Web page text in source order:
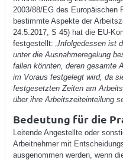
2003/88/EG des Europäischen
bestimmte Aspekte der
24.5.2017, S 45) hat die EU-
festgestellt: „Infolgedessen ist
unter die Ausnahmeregelung
fallen könnten, deren gesamte
im Voraus festgelegt wird, da
festgesetzten Zeiten am
über ihre Arbeitszeiteinteilung
Bedeutung für die
Leitende Angestellte oder
Arbeitnehmer mit
ausgenommen werden, wenn